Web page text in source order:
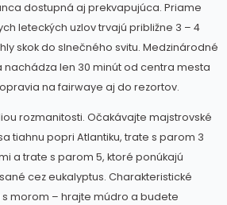
dostupná aj prekvapujúca. Priame
leteckých uzlov trvajú približne 3 – 4
skok do slnečného svitu. Medzinárodné
nachádza len 30 minút od centra mesta
na fairwaye aj do rezortov.
rozmanitosti. Očakávajte majstrovské
tiahnu popri Atlantiku, trate s parom 3
a trate s parom 5, ktoré ponúkajú
cez eukalyptus. Charakteristické
morom – hrajte múdro a budete